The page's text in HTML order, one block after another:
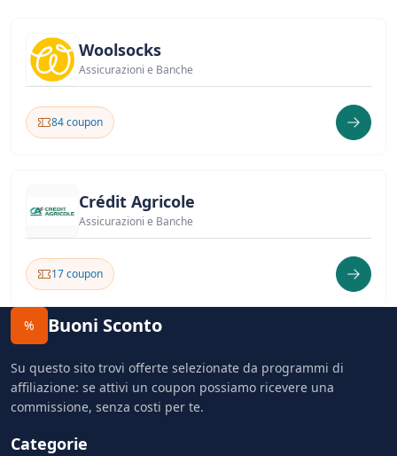
Woolsocks
Assicurazioni e Banche
84 coupon
Crédit Agricole
Assicurazioni e Banche
17 coupon
% Buoni Sconto
Su questo sito trovi offerte selezionate da programmi di
affiliazione: se attivi un coupon possiamo ricevere una
commissione, senza costi per te.
Categorie